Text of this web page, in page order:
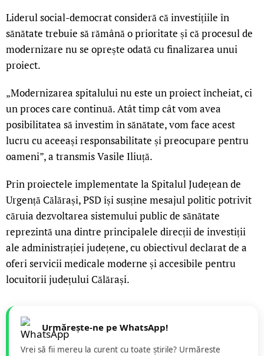
Liderul social-democrat consideră că investițiile în
sănătate trebuie să rămână o prioritate și că procesul de
modernizare nu se oprește odată cu finalizarea unui
proiect.
„Modernizarea spitalului nu este un proiect încheiat, ci
un proces care continuă. Atât timp cât vom avea
posibilitatea să investim în sănătate, vom face acest
lucru cu aceeași responsabilitate și preocupare pentru
oameni”, a transmis Vasile Iliuță.
Prin proiectele implementate la Spitalul Județean de
Urgență Călărași, PSD își susține mesajul politic potrivit
căruia dezvoltarea sistemului public de sănătate
reprezintă una dintre principalele direcții de investiții
ale administrației județene, cu obiectivul declarat de a
oferi servicii medicale moderne și accesibile pentru
locuitorii județului Călărași.
Urmărește-ne pe WhatsApp!
Vrei să fii mereu la curent cu toate știrile? Urmăreste